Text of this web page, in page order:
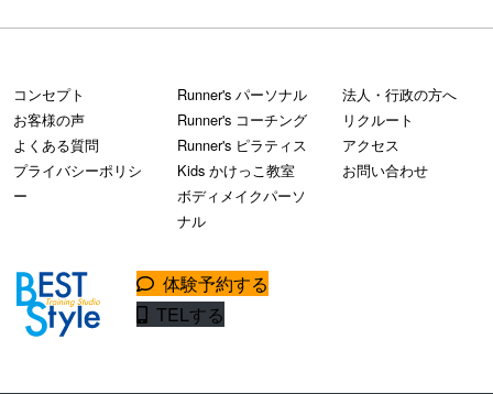
コンセプト
お客様の声
よくある質問
プライバシーポリシ
ー
Runner's パーソナル
Runner's コーチング
Runner's ピラティス
Kids かけっこ教室
ボディメイクパーソ
ナル
法人・行政の方へ
リクルート
アクセス
お問い合わせ
体験予約する
TELする